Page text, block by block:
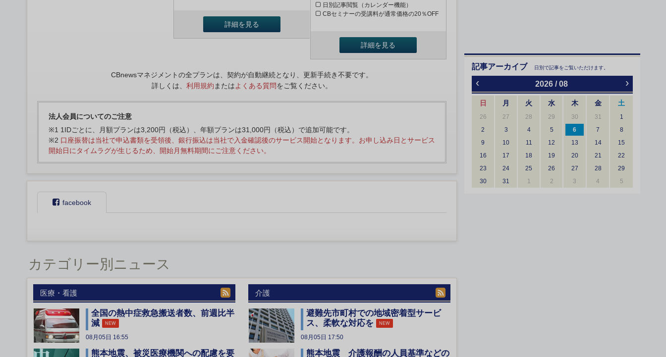
詳細を見る
日別記事閲覧（カレンダー機能）
CBセミナーの受講料が通常価格の20％OFF
詳細を見る
CBnewsマネジメントの全プランは、契約が自動継続となり、更新手続き不要です。
詳しくは、 利用規約 またはよくある質問をご覧ください。
法人会員についてのご注意
※1 1IDごとに、月額プランは3,200円（税込）、年額プランは31,000円（税込）で追加可能です。
※2 口座振替は当社で申込書類を受領後、銀行振込は当社で入金確認後のサービス開始となります。お申し込み日とサービス
開始日にタイムラグが生じるため、開始月無料期間にご注意ください。
facebook
カテゴリー別ニュース
医療・看護
全国の熱中症救急搬送者数、前週比半
減
NEW
08月05日 16:55
熊本地震、被災医療機関への配慮を要
介護
避難先市町村での地域密着型サービ
ス、柔軟な対応を
NEW
08月05日 17:50
熊本地震 介護報酬の人員基準などの
記事アーカイブ 日別で記事をご覧いただけます。
‹ 2026 / 08 ›
日 月 火 水 木 金 土
26 27 28 29 30 31
1
2
3 4 5 6 7
8
9
10 11 12 13 14
15
16
17 18 19 20 21
22
23
24 25 26 27 28
29
30
31 1 2 3 4 5